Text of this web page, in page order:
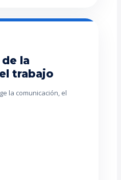
la
trabajo
la comunicación, el